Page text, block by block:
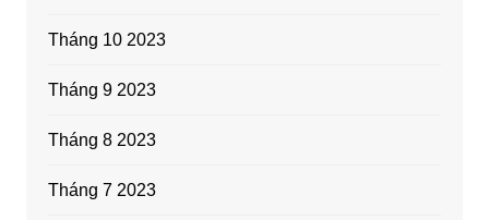
Tháng 10 2023
Tháng 9 2023
Tháng 8 2023
Tháng 7 2023